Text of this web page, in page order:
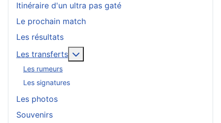
Itinéraire d'un ultra pas gaté
Le prochain match
Les résultats
Les transferts
Les rumeurs
Les signatures
Les photos
Souvenirs